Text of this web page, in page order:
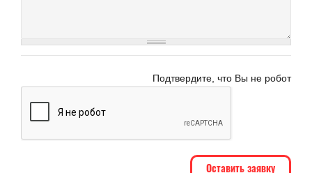
Подтвердите, что Вы не робот